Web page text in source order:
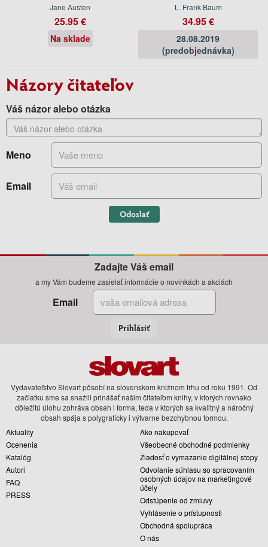
Jane Austen
25.95 €
Na sklade
L. Frank Baum
34.95 €
28.08.2019
(predobjednávka)
Názory čitateľov
Váš názor alebo otázka
Meno
Email
Odoslať
Zadajte Váš email
a my Vám budeme zasielať informácie o novinkách a akciách
Email
Prihlásiť
Vydavateľstvo Slovart pôsobí na slovenskom knižnom trhu od roku 1991. Od
začiatku sme sa snažili prinášať našim čitateľom knihy, v ktorých rovnako
dôležitú úlohu zohráva obsah i forma, teda v ktorých sa kvalitný a náročný
obsah spája s polygraficky i výtvarne bezchybnou formou.
Aktuality
Ocenenia
Katalóg
Autori
FAQ
PRESS
Ako nakupovať
Všeobecné obchodné podmienky
Žiadosť o vymazanie digitálnej stopy
Odvolanie súhlasu so spracovaním
osobných údajov na marketingové
účely
Odstúpenie od zmluvy
Vyhlásenie o prístupnosti
Obchodná spolupráca
O nás